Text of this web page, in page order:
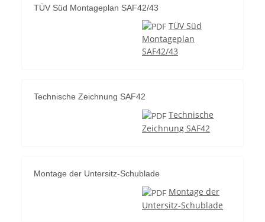
TÜV Süd Montageplan SAF42/43
TÜV Süd
Montageplan
SAF42/43
Technische Zeichnung SAF42
Technische
Zeichnung SAF42
Montage der Untersitz-Schublade
Montage der
Untersitz-Schublade